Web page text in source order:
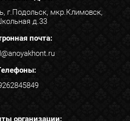
г.Подольск, мкр.Климовск,
д.33
почта: